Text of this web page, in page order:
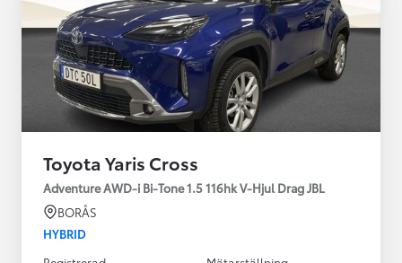
Toyota Yaris Cross
Adventure AWD-i Bi-Tone 1.5 116hk V-Hjul Drag JBL
BORÅS
HYBRID